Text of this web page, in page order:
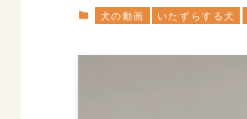
犬の動画 いたずらする犬